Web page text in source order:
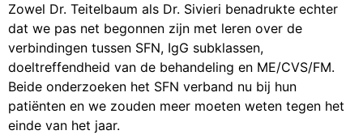
Zowel Dr. Teitelbaum als Dr. Sivieri benadrukte echter
dat we pas net begonnen zijn met leren over de
verbindingen tussen SFN, IgG subklassen,
doeltreffendheid van de behandeling en ME/CVS/FM.
Beide onderzoeken het SFN verband nu bij hun
patiënten en we zouden meer moeten weten tegen het
einde van het jaar.